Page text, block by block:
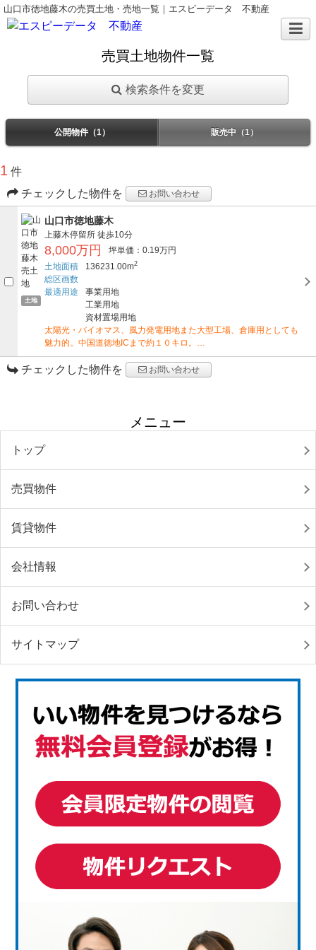
山口市徳地藤木の売買土地・売地一覧｜エスピーデータ 不動産
売買土地物件一覧
検索条件を変更
公開物件（1） 販売中（1）
1 件
チェックした物件を
お問い合わせ
土地
山口市徳地藤木
上藤木停留所 徒歩10分
8,000万円
坪単価：0.19万円
土地面積
136231.00m2
総区画数
最適用途
事業用地
工業用地
資材置場用地
太陽光・バイオマス、風力発電用地また大型工場、倉庫用としても
魅力的。中国道徳地ICまで約１０キロ。…
チェックした物件を お問い合わせ
メニュー
トップ
売買物件
賃貸物件
会社情報
お問い合わせ
サイトマップ